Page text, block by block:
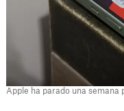
Apple ha parado una